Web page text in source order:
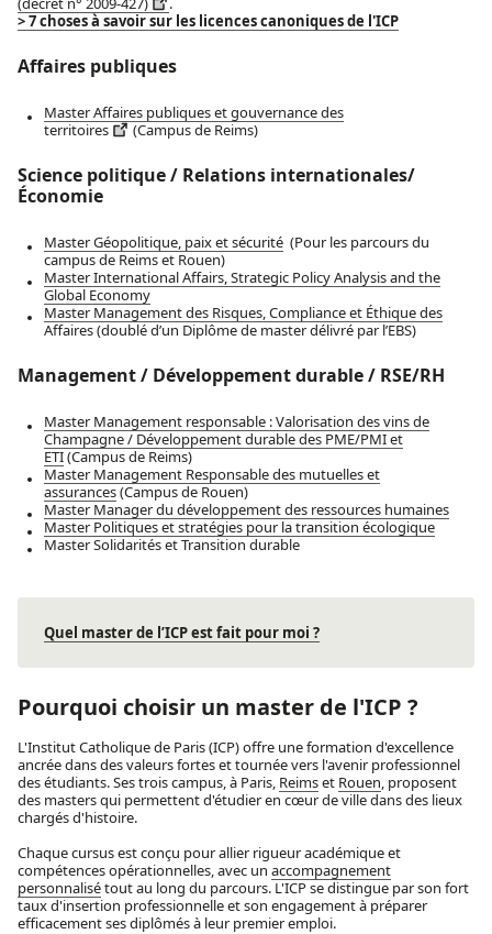
> 7 choses à savoir sur les licences canoniques de l'ICP
Affaires publiques
Master Affaires publiques et gouvernance des
territoires
(Campus de Reims)
Science politique / Relations internationales/
Économie
Master Géopolitique, paix et sécurité (Pour les parcours du
campus de Reims et Rouen)
Master International Affairs, Strategic Policy Analysis and the
Global Economy
Master Management des Risques, Compliance et Éthique des
Affaires(doublé d’un Diplôme de master délivré par l’EBS)
Management / Développement durable / RSE/RH
Master Management responsable : Valorisation des vins de
Champagne / Développement durable des PME/PMI et
ETI(Campus de Reims)
Master Management Responsable des mutuelles et
assurances(Campus de Rouen)
Master Manager du développement des ressources humaines
Master Politiques et stratégies pour la transition écologique
Master Solidarités et Transition durable
Quel master de l’ICP est fait pour moi ?
Pourquoi choisir un master de l'ICP ?
L'Institut Catholique de Paris (ICP) offre une formation d'excellence
ancrée dans des valeurs fortes et tournée vers l'avenir professionnel
des étudiants. Ses trois campus, à Paris, Reimset Rouen, proposent
des masters qui permettent d'étudier en cœur de ville dans des lieux
chargés d'histoire.
Chaque cursus est conçu pour allier rigueur académique et
compétences opérationnelles, avec un accompagnement
personnalisétout au long du parcours. L'ICP se distingue par son fort
taux d'insertion professionnelle et son engagement à préparer
efficacement ses diplômés à leur premier emploi.